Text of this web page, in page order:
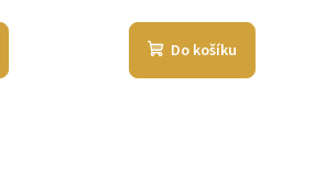
Do košíku